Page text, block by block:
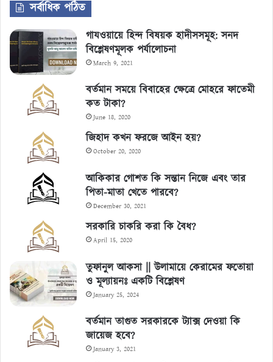
সর্বাধিক পঠিত
গাযওয়ায়ে হিন্দ বিষয়ক হাদীসসমূহ: সনদ
বিশ্লেষণমূলক পর্যালোচনা
March 9, 2021
বর্তমান সময়ে বিবাহের ক্ষেত্রে মোহরে ফাতেমী
কত টাকা?
June 18, 2020
জিহাদ কখন ফরজে আইন হয়?
October 20, 2020
আকিকার গোশত কি সন্তান নিজে এবং তার
পিতা-মাতা খেতে পারবে?
December 30, 2021
সরকারি চাকরি করা কি বৈধ?
April 15, 2020
তুফানুল আকসা || উলামায়ে কেরামের ফতোয়া
ও মূল্যায়নঃ একটি বিশ্লেষণ
January 25, 2024
বর্তমান তাগুত সরকারকে ট্যাক্স দেওয়া কি
জায়েজ হবে?
January 3, 2021